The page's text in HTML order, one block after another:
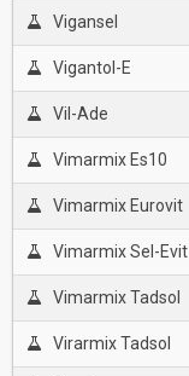
Vigansel
Vigantol-E
Vil-Ade
Vimarmix Es10
Vimarmix Eurovit
Vimarmix Sel-Evit
Vimarmix Tadsol
Virarmix Tadsol